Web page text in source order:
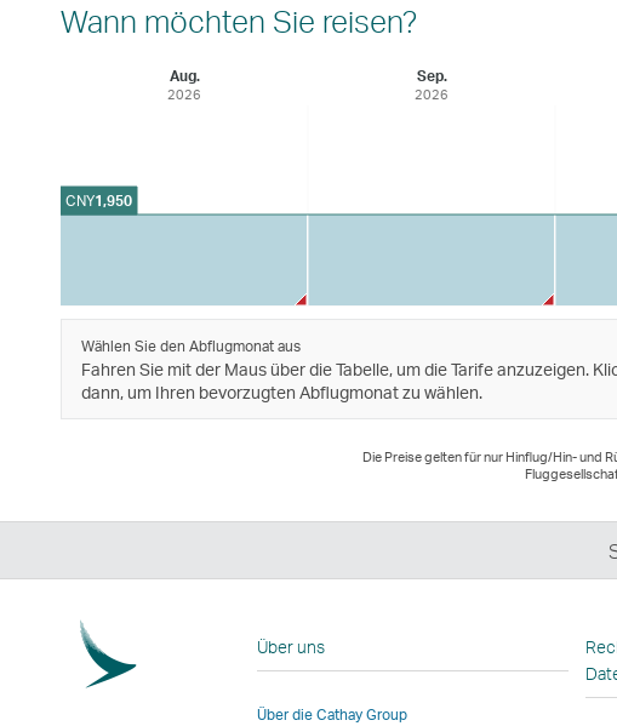
Wann möchten Sie reisen?
Aug.
2026
Sep.
2026
CNY1,950
Wählen Sie den Abflugmonat aus
Fahren Sie mit der Maus über die Tabelle, um die Tarife anzuzeigen.
dann, um Ihren bevorzugten Abflugmonat zu wählen.
Die Preise gelten für nur Hinflug/Hin- und
Über uns
Über die Cathay Group